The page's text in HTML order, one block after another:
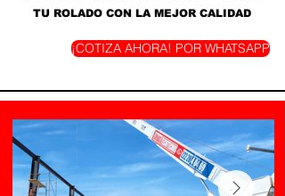
TU ROLADO CON LA MEJOR CALIDAD
¡COTIZA AHORA! POR WHATSAPP